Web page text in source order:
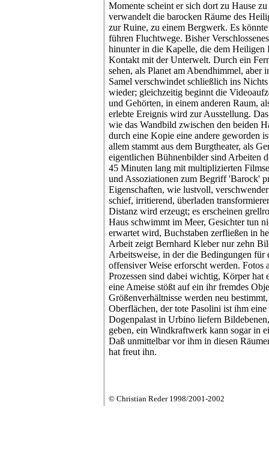
Momente scheint er sich dort zu Hause
verwandelt die barocken Räume des
zur Ruine, zu einem Bergwerk. Es
führen Fluchtwege. Bisher
hinunter in die Kapelle, die dem
Kontakt mit der Unterwelt. Durch ein
sehen, als Planet am Abendhimmel, aber
Samel verschwindet schließlich ins
wieder; gleichzeitig beginnt die
und Gehörten, in einem anderen Raum,
erlebte Ereignis wird zur Ausstellung.
wie das Wandbild zwischen den beiden
durch eine Kopie eine andere geworden
allem stammt aus dem Burgtheater, als
eigentlichen Bühnenbilder sind Arbeiten
45 Minuten lang mit multiplizierten
und Assoziationen zum Begriff 'Barock'
Eigenschaften, wie lustvoll,
schief, irritierend, überladen
Distanz wird erzeugt; es erscheinen
Haus schwimmt im Meer, Gesichter tun
erwartet wird, Buchstaben zerfließen in
Arbeit zeigt Bernhard Kleber nur zehn
Arbeitsweise, in der die Bedingungen für
offensiver Weise erforscht werden. Fotos
Prozessen sind dabei wichtig, Körper hat
eine Ameise stößt auf ein ihr fremdes
Größenverhältnisse werden neu
Oberflächen, der tote Pasolini ist ihm
Dogenpalast in Urbino liefern
geben, ein Windkraftwerk kann sogar in
Daß unmittelbar vor ihm in diesen
hat freut ihn.
© Christian Reder 1998/2001-2002